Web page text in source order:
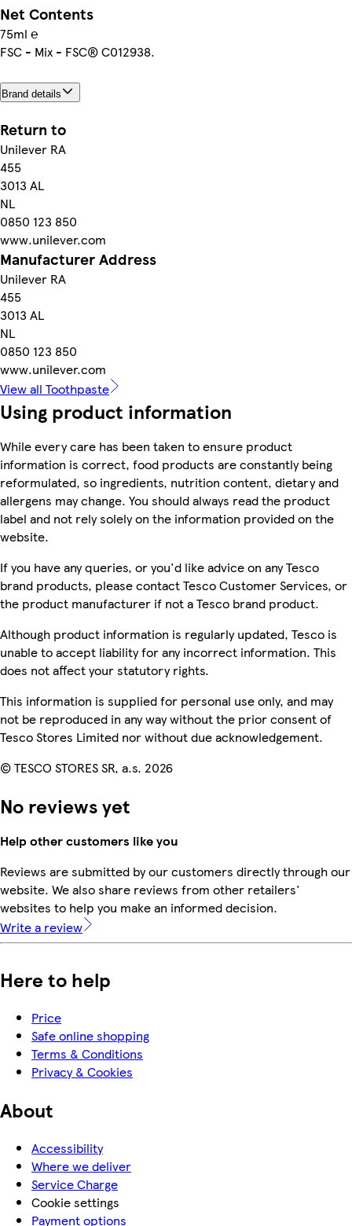
Net Contents
75ml ℮
FSC - Mix - FSC® C012938.
Brand details
Return to
Unilever RA
455
3013 AL
NL
0850 123 850
www.unilever.com
Manufacturer Address
Unilever RA
455
3013 AL
NL
0850 123 850
www.unilever.com
View all Toothpaste
Using product information
While every care has been taken to ensure product
information is correct, food products are constantly being
reformulated, so ingredients, nutrition content, dietary and
allergens may change. You should always read the product
label and not rely solely on the information provided on the
website.
If you have any queries, or you'd like advice on any Tesco
brand products, please contact Tesco Customer Services, or
the product manufacturer if not a Tesco brand product.
Although product information is regularly updated, Tesco is
unable to accept liability for any incorrect information. This
does not affect your statutory rights.
This information is supplied for personal use only, and may
not be reproduced in any way without the prior consent of
Tesco Stores Limited nor without due acknowledgement.
© TESCO STORES SR, a.s. 2026
No reviews yet
Help other customers like you
Reviews are submitted by our customers directly through our
website. We also share reviews from other retailers'
websites to help you make an informed decision.
Write a review
Here to help
Price
Safe online shopping
Terms & Conditions
Privacy & Cookies
About
Accessibility
Where we deliver
Service Charge
Cookie settings
Payment options